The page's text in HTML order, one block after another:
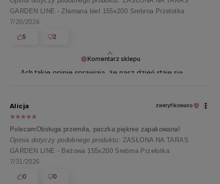
Komentarz sklepu
Ach takie opinie sprawiają, że nasz dzień staje się
GARDEN LINE - Złamana biel 155x200 Srebrna Przelotka
7/20/2024
5
2
Alicja zweryfikowano
PolecamObsługa przemiła, paczka pięknie zapakowana!
Opinia dotyczy podobnego produktu: ZASŁONA NA TARAS
GARDEN LINE - Beżowa 155x200 Srebrna Przelotka
7/31/2026
0
0